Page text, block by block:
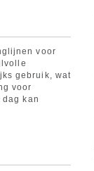
voor
gebruik, wat
voor
kan